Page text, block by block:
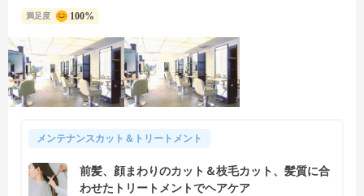
満足度 100%
メンテナンスカット＆トリートメント
前髪、顔まわりのカット＆枝毛カット、髪質に合
わせたトリートメントでヘアケア